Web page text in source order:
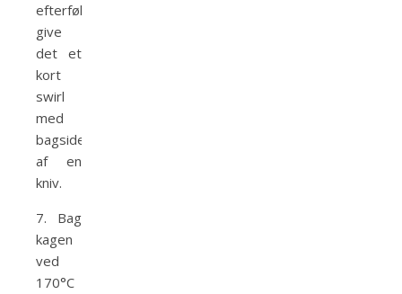
efterfølgende
give
det et
kort
swirl
med
bagsiden
af en
kniv.
7. Bag
kagen
ved
170°C